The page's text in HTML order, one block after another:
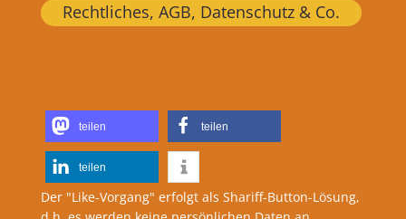
Rechtliches, AGB, Datenschutz & Co.
teilen teilen
teilen
Der "Like-Vorgang" erfolgt als Shariff-Button-Lösung,